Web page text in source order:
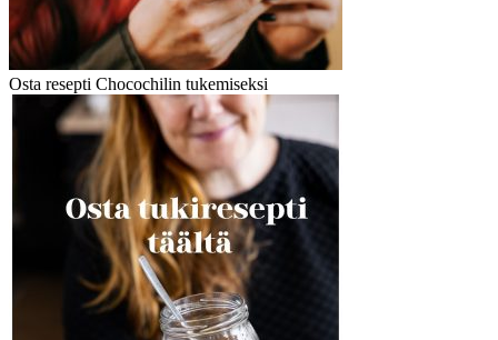
Osta resepti Chocochilin tukemiseksi